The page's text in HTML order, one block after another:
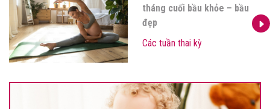
tháng cuối bầu khỏe – bầu
đẹp
Các tuần thai kỳ